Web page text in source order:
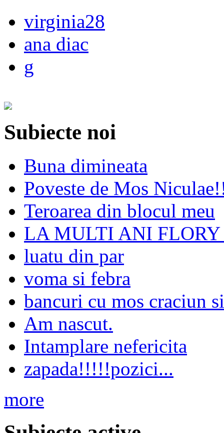
virginia28
ana diac
g
Subiecte noi
Buna dimineata
Poveste de Mos
Teroarea din blocul meu
LA MULTI ANI
luatu din par
voma si febra
bancuri cu mos craciun
Am nascut.
Intamplare nefericita
zapada!!!!!pozici...
more